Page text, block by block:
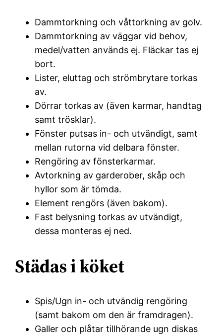
Dammtorkning och våttorkning av golv.
Dammtorkning av väggar vid behov,
medel/vatten används ej. Fläckar tas ej
bort.
Lister, eluttag och strömbrytare torkas
av.
Dörrar torkas av (även karmar, handtag
samt trösklar).
Fönster putsas in- och utvändigt, samt
mellan rutorna vid delbara fönster.
Rengöring av fönsterkarmar.
Avtorkning av garderober, skåp och
hyllor som är tömda.
Element rengörs (även bakom).
Fast belysning torkas av utvändigt,
dessa monteras ej ned.
Städas i köket
Spis/Ugn in- och utvändig rengöring
(samt bakom om den är framdragen).
Galler och plåtar tillhörande ugn diskas